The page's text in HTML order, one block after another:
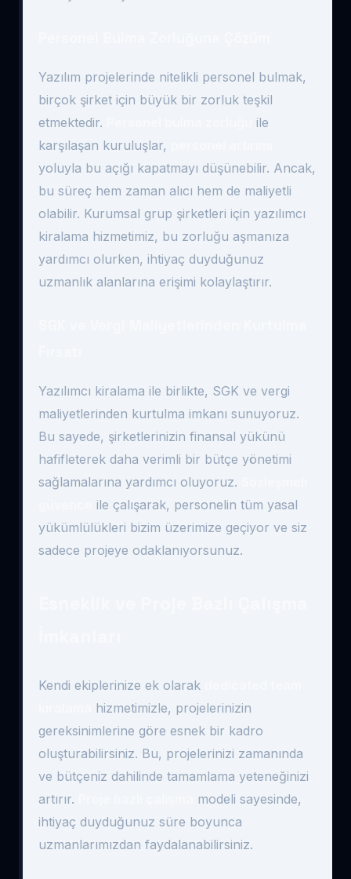
Yazılım projelerinde nitelikli personel bulmak,
birçok şirket için büyük bir zorluk teşkil
etmektedir.
ile
karşılaşan kuruluşlar,
yoluyla bu açığı kapatmayı düşünebilir. Ancak,
bu süreç hem zaman alıcı hem de maliyetli
olabilir. Kurumsal grup şirketleri için yazılımcı
kiralama hizmetimiz, bu zorluğu aşmanıza
yardımcı olurken, ihtiyaç duyduğunuz
uzmanlık alanlarına erişimi kolaylaştırır.
Yazılımcı kiralama ile birlikte, SGK ve vergi
maliyetlerinden kurtulma imkanı sunuyoruz.
Bu sayede, şirketlerinizin finansal yükünü
hafifleterek daha verimli bir bütçe yönetimi
sağlamalarına yardımcı oluyoruz.
ile çalışarak, personelin tüm yasal
yükümlülükleri bizim üzerimize geçiyor ve siz
sadece projeye odaklanıyorsunuz.
Kendi ekiplerinize ek olarak
hizmetimizle, projelerinizin
gereksinimlerine göre esnek bir kadro
oluşturabilirsiniz. Bu, projelerinizi zamanında
ve bütçeniz dahilinde tamamlama yeteneğinizi
artırır.
modeli sayesinde,
ihtiyaç duyduğunuz süre boyunca
uzmanlarımızdan faydalanabilirsiniz.